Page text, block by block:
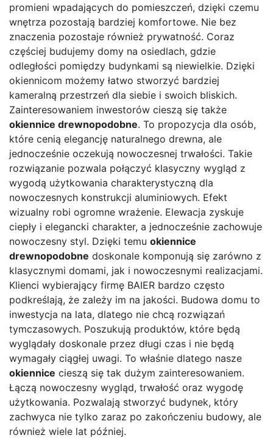
promieni wpadających do pomieszczeń, dzięki czemu
wnętrza pozostają bardziej komfortowe. Nie bez
znaczenia pozostaje również prywatność. Coraz
częściej budujemy domy na osiedlach, gdzie
odległości pomiędzy budynkami są niewielkie. Dzięki
okiennicom możemy łatwo stworzyć bardziej
kameralną przestrzeń dla siebie i swoich bliskich.
Zainteresowaniem inwestorów cieszą się także
okiennice drewnopodobne. To propozycja dla osób,
które cenią elegancję naturalnego drewna, ale
jednocześnie oczekują nowoczesnej trwałości. Takie
rozwiązanie pozwala połączyć klasyczny wygląd z
wygodą użytkowania charakterystyczną dla
nowoczesnych konstrukcji aluminiowych. Efekt
wizualny robi ogromne wrażenie. Elewacja zyskuje
ciepły i elegancki charakter, a jednocześnie zachowuje
nowoczesny styl. Dzięki temu okiennice
drewnopodobne doskonale komponują się zarówno z
klasycznymi domami, jak i nowoczesnymi realizacjami.
Klienci wybierający firmę BAIER bardzo często
podkreślają, że zależy im na jakości. Budowa domu to
inwestycja na lata, dlatego nie chcą rozwiązań
tymczasowych. Poszukują produktów, które będą
wyglądały doskonale przez długi czas i nie będą
wymagały ciągłej uwagi. To właśnie dlatego nasze
okiennice cieszą się tak dużym zainteresowaniem.
Łączą nowoczesny wygląd, trwałość oraz wygodę
użytkowania. Pozwalają stworzyć budynek, który
zachwyca nie tylko zaraz po zakończeniu budowy, ale
również wiele lat później.